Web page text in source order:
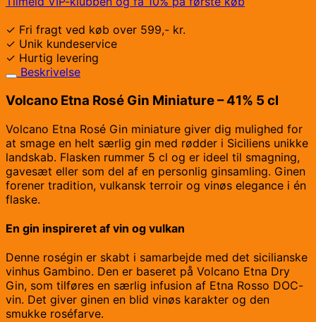
✓ Fri fragt ved køb over 599,- kr.
✓ Unik kundeservice
✓ Hurtig levering
Beskrivelse
Volcano Etna Rosé Gin Miniature – 41% 5 cl
Volcano Etna Rosé Gin miniature giver dig mulighed for
at smage en helt særlig gin med rødder i Siciliens unikke
landskab. Flasken rummer 5 cl og er ideel til smagning,
gavesæt eller som del af en personlig ginsamling. Ginen
forener tradition, vulkansk terroir og vinøs elegance i én
flaske.
En gin inspireret af vin og vulkan
Denne roségin er skabt i samarbejde med det sicilianske
vinhus Gambino. Den er baseret på Volcano Etna Dry
Gin, som tilføres en særlig infusion af Etna Rosso DOC-
vin. Det giver ginen en blid vinøs karakter og den
smukke roséfarve.